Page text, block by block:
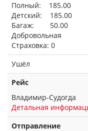
Полный: 185.00
Детский: 185.00
Багаж: 50.00
Добровольная
Страховка: 0
Ушёл
Рейс
Владимир-Судогда
Детальная
Отправление